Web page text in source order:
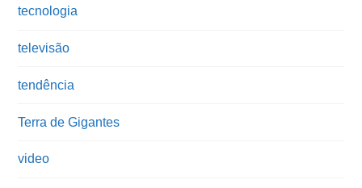
tecnologia
televisão
tendência
Terra de Gigantes
video